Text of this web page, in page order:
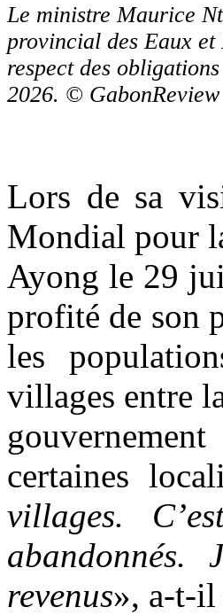
Le ministre Maurice
provincial des Eaux
respect des
2026. © GabonReview
Lors de sa
Mondial pour
Ayong le 29
profité de son
les
villages entre
certaines
villages.
revenus», a-t-il